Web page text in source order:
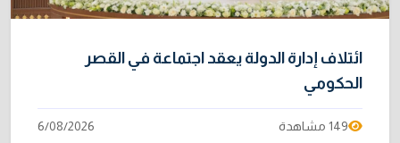
ائتلاف إدارة الدولة يعقد اجتماعة في القصر
الحكومي
149 مشاهدة 6/08/2026